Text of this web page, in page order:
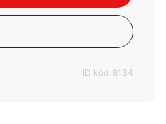
ID kód: 8134